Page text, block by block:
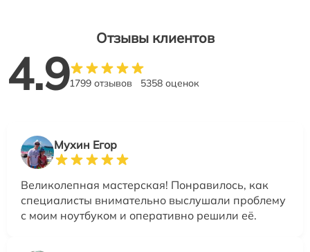
Отзывы клиентов
4.91799 отзывов 5358 оценок
Мухин Егор
Великолепная мастерская! Понравилось, как
специалисты внимательно выслушали проблему
с моим ноутбуком и оперативно решили её.